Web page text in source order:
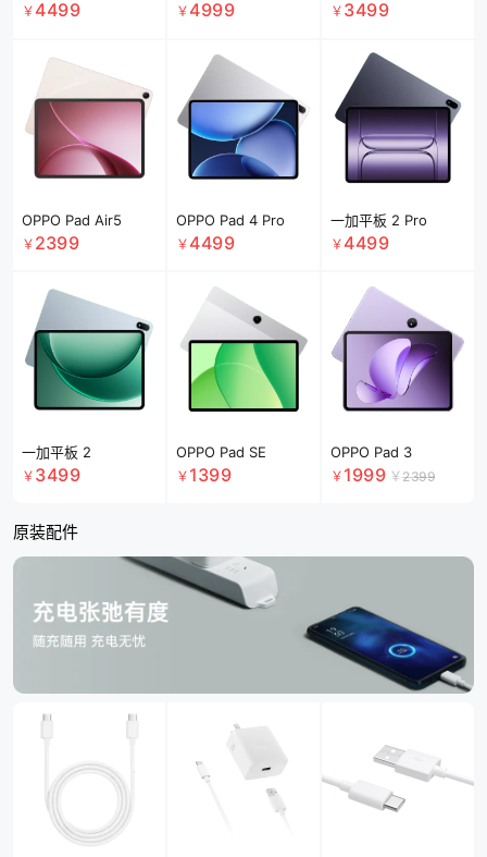
￥ 4499 ￥ 4999 ￥ 3499
OPPO Pad Air5
￥ 2399
OPPO Pad 4 Pro
￥ 4499
一加平板 2 Pro
￥ 4499
一加平板 2
￥ 3499
OPPO Pad SE
￥ 1399
OPPO Pad 3
￥ 1999 ￥2399
原装配件